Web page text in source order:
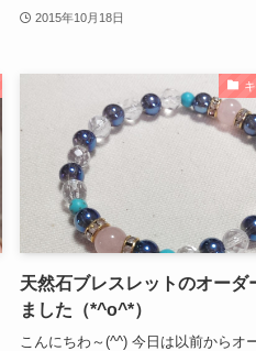
2015年10月18日
天然石ブレスレットのオーダ
ました（*^o^*）
こんにちわ～(^^) 今日は以前からオ